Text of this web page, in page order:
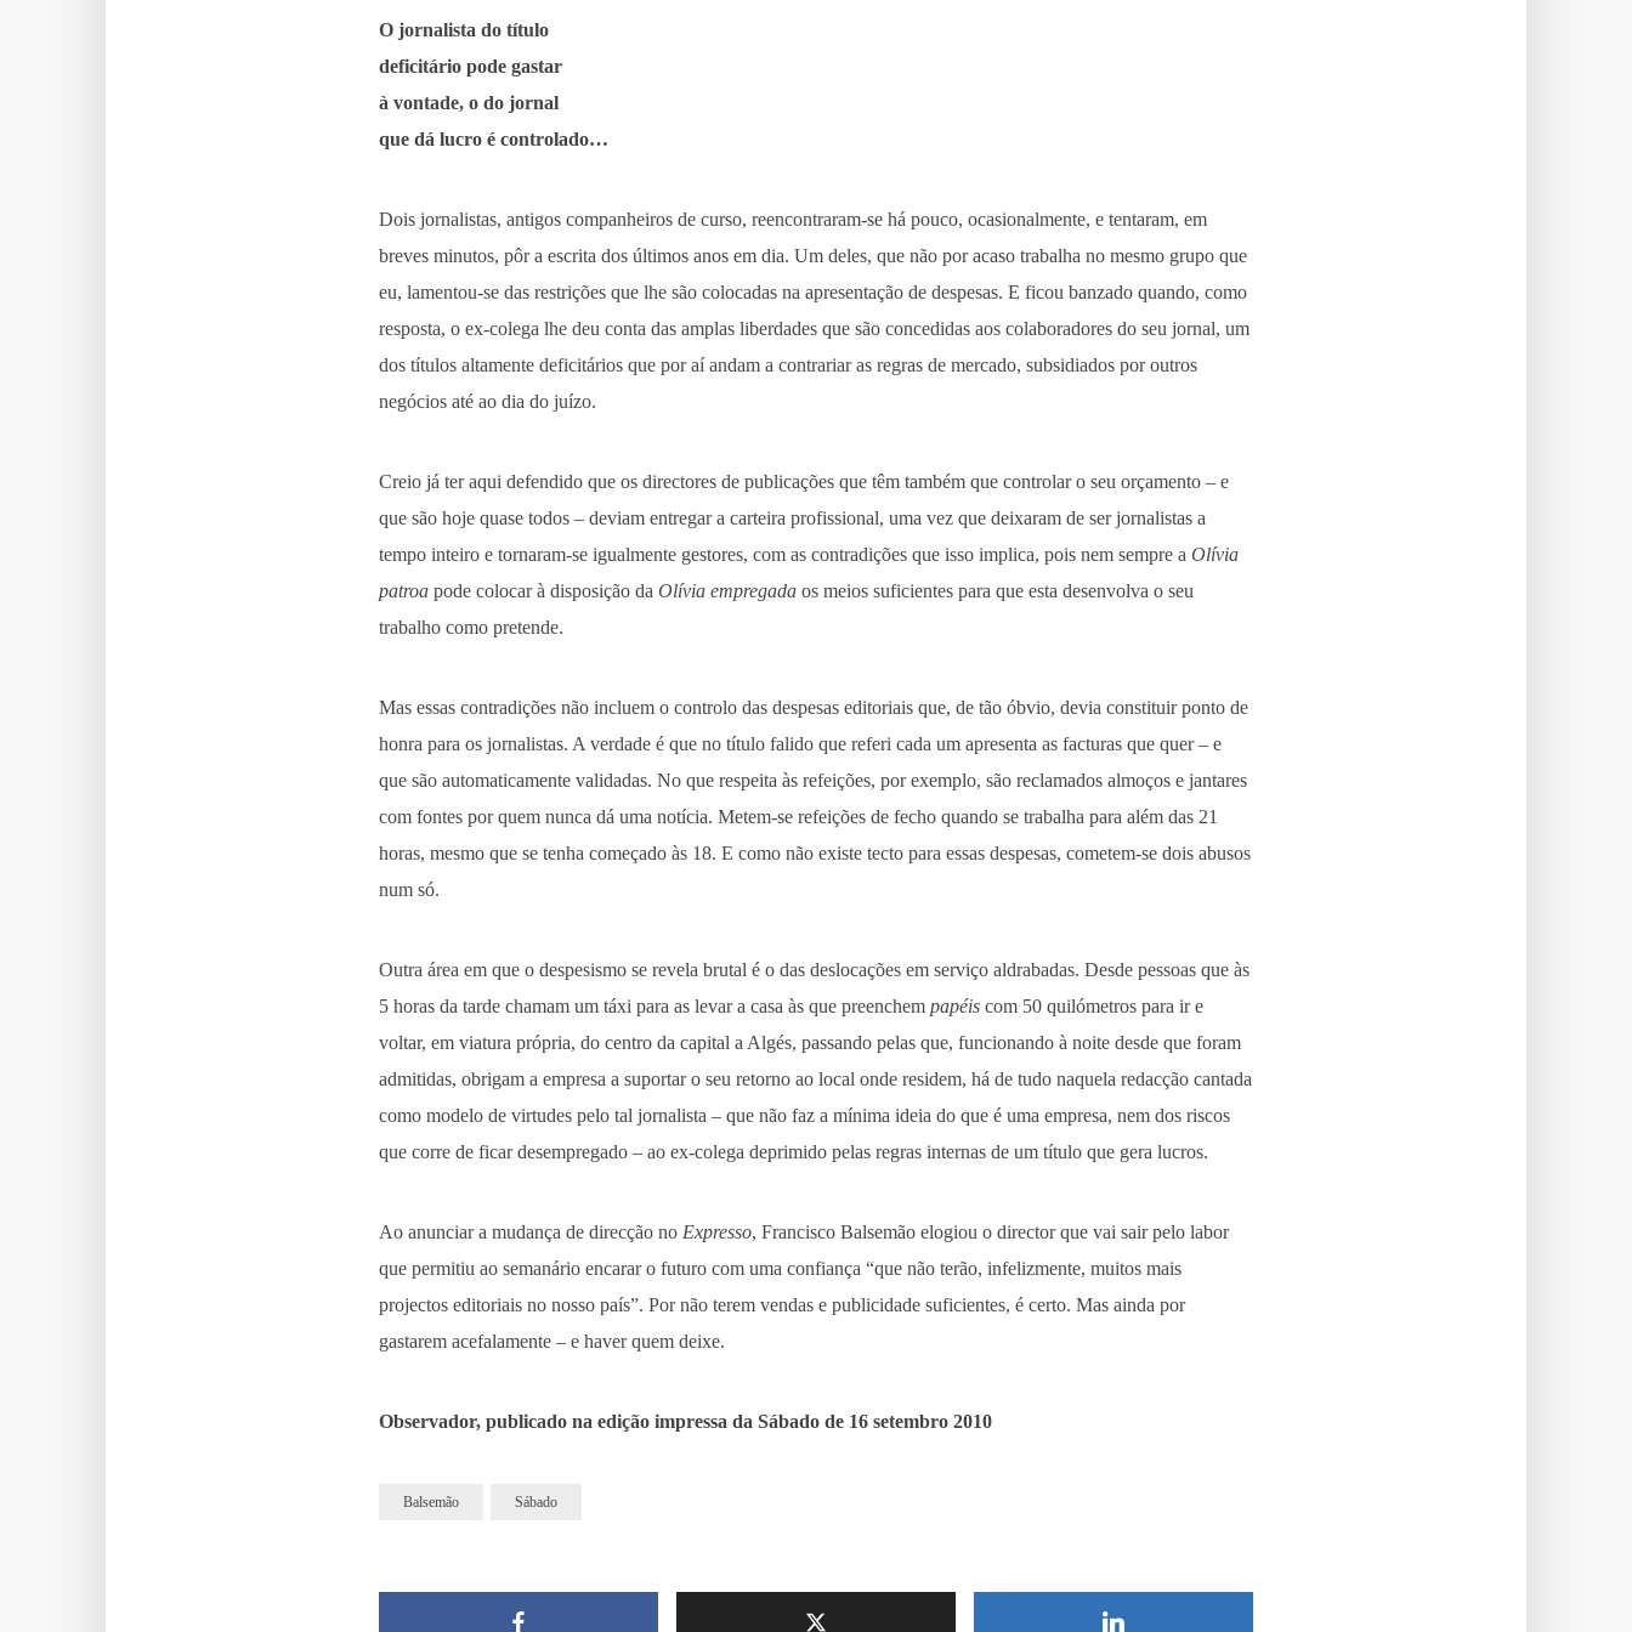
O jornalista do título
deficitário pode gastar
à vontade, o do jornal
que dá lucro é controlado…
Dois jornalistas, antigos companheiros de curso, reencontraram-se há pouco, ocasionalmente, e tentaram, em
breves minutos, pôr a escrita dos últimos anos em dia. Um deles, que não por acaso trabalha no mesmo grupo que
eu, lamentou-se das restrições que lhe são colocadas na apresentação de despesas. E ficou banzado quando, como
resposta, o ex-colega lhe deu conta das amplas liberdades que são concedidas aos colaboradores do seu jornal, um
dos títulos altamente deficitários que por aí andam a contrariar as regras de mercado, subsidiados por outros
negócios até ao dia do juízo.
Creio já ter aqui defendido que os directores de publicações que têm também que controlar o seu orçamento – e
que são hoje quase todos – deviam entregar a carteira profissional, uma vez que deixaram de ser jornalistas a
tempo inteiro e tornaram-se igualmente gestores, com as contradições que isso implica, pois nem sempre a Olívia
patroa pode colocar à disposição da Olívia empregada os meios suficientes para que esta desenvolva o seu
trabalho como pretende.
Mas essas contradições não incluem o controlo das despesas editoriais que, de tão óbvio, devia constituir ponto de
honra para os jornalistas. A verdade é que no título falido que referi cada um apresenta as facturas que quer – e
que são automaticamente validadas. No que respeita às refeições, por exemplo, são reclamados almoços e jantares
com fontes por quem nunca dá uma notícia. Metem-se refeições de fecho quando se trabalha para além das 21
horas, mesmo que se tenha começado às 18. E como não existe tecto para essas despesas, cometem-se dois abusos
num só.
Outra área em que o despesismo se revela brutal é o das deslocações em serviço aldrabadas. Desde pessoas que às
5 horas da tarde chamam um táxi para as levar a casa às que preenchem papéis com 50 quilómetros para ir e
voltar, em viatura própria, do centro da capital a Algés, passando pelas que, funcionando à noite desde que foram
admitidas, obrigam a empresa a suportar o seu retorno ao local onde residem, há de tudo naquela redacção cantada
como modelo de virtudes pelo tal jornalista – que não faz a mínima ideia do que é uma empresa, nem dos riscos
que corre de ficar desempregado – ao ex-colega deprimido pelas regras internas de um título que gera lucros.
Ao anunciar a mudança de direcção no Expresso, Francisco Balsemão elogiou o director que vai sair pelo labor
que permitiu ao semanário encarar o futuro com uma confiança “que não terão, infelizmente, muitos mais
projectos editoriais no nosso país”. Por não terem vendas e publicidade suficientes, é certo. Mas ainda por
gastarem acefalamente – e haver quem deixe.
Observador, publicado na edição impressa da Sábado de 16 setembro 2010
Balsemão Sábado